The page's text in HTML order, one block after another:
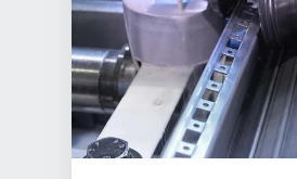
prototipi
fisici
nell'era
digitale?